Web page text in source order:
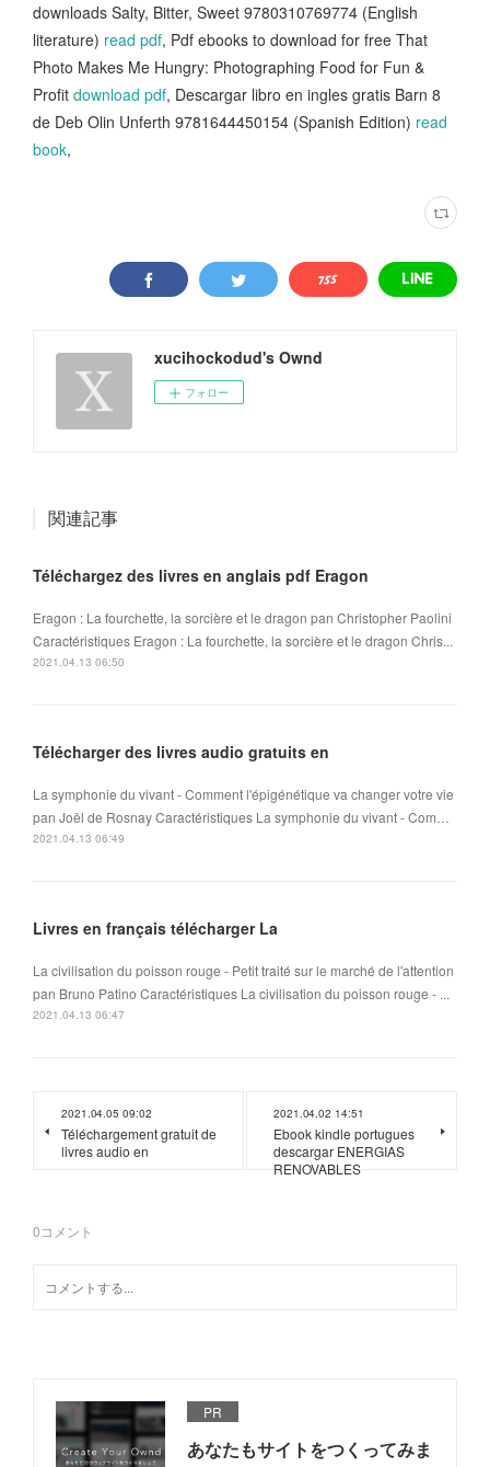
downloads Salty, Bitter, Sweet 9780310769774 (English
literature) read pdf, Pdf ebooks to download for free That
Photo Makes Me Hungry: Photographing Food for Fun &
Profit download pdf, Descargar libro en ingles gratis Barn 8
de Deb Olin Unferth 9781644450154 (Spanish Edition) read
book,
xucihockodud's Ownd
フォロー
関連記事
Téléchargez des livres en anglais pdf Eragon
Eragon : La fourchette, la sorcière et le dragon pan Christopher Paolini
Caractéristiques Eragon : La fourchette, la sorcière et le dragon Chris...
2021.04.13 06:50
Télécharger des livres audio gratuits en
La symphonie du vivant - Comment l'épigénétique va changer votre vie
pan Joël de Rosnay Caractéristiques La symphonie du vivant - Com…
2021.04.13 06:49
Livres en français télécharger La
La civilisation du poisson rouge - Petit traité sur le marché de l'attention
pan Bruno Patino Caractéristiques La civilisation du poisson rouge - ...
2021.04.13 06:47
2021.04.05 09:02
Téléchargement gratuit de
livres audio en
2021.04.02 14:51
Ebook kindle portugues
descargar ENERGIAS
RENOVABLES
0コメント
PR
あなたもサイトをつくってみま